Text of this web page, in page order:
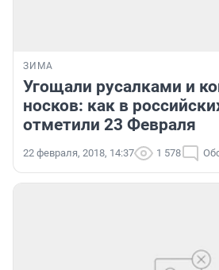
ЗИМА
Угощали русалками и
носков: как в
отметили 23 Февраля
22 февраля, 2018, 14:37 1 578